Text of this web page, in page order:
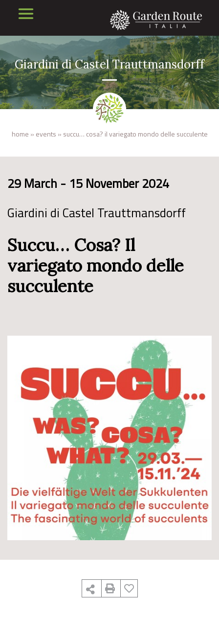
Giardini di Castel Trauttmansdorff
home » events » succu… cosa? il variegato mondo delle succulente
29 March - 15 November 2024
Giardini di Castel Trauttmansdorff
Succu… Cosa? Il
variegato mondo delle
succulente